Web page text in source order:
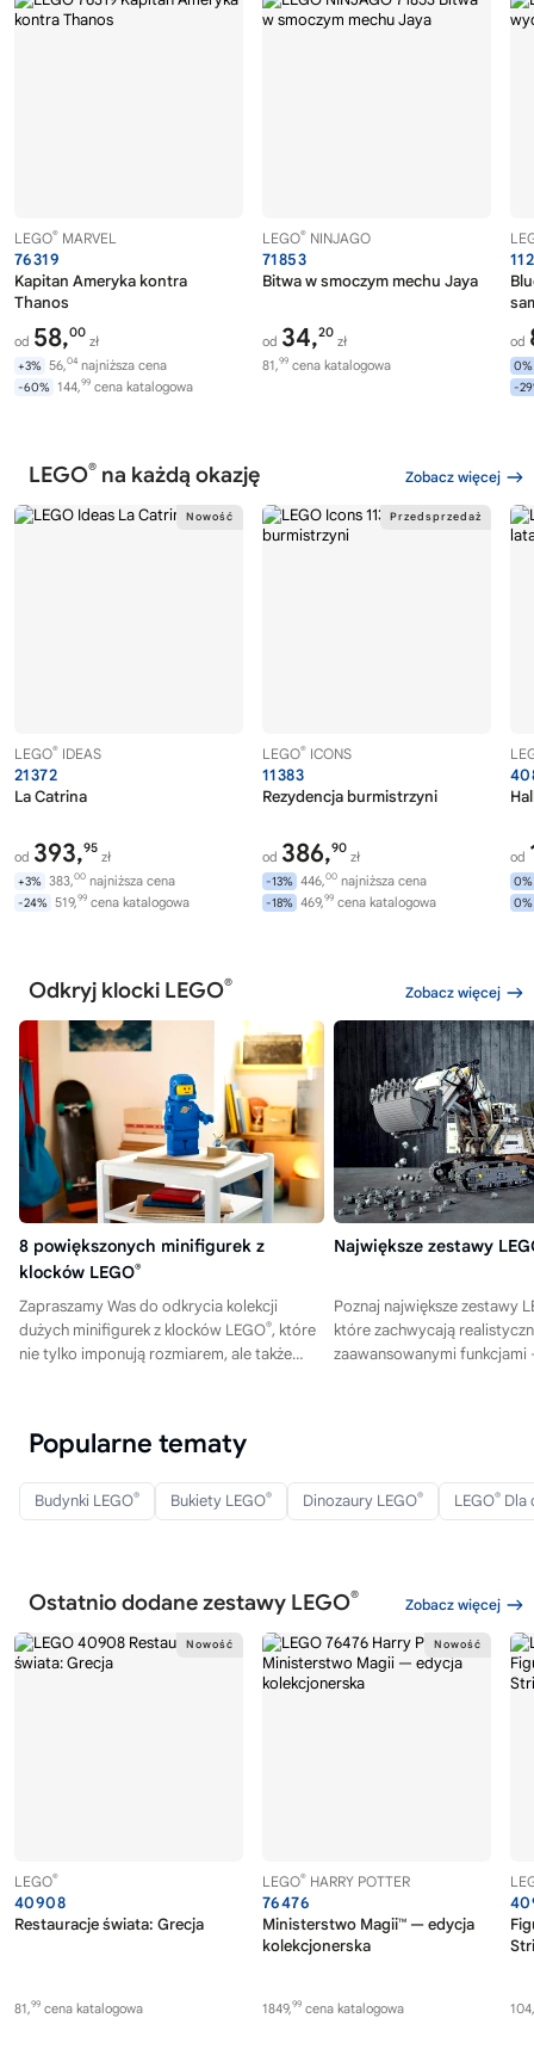
LEGO® MARVEL
76319
Kapitan Ameryka kontra
Thanos
od 58,00
zł
+3% 56,04 najniższa cena
-60% 144,99 cena katalogowa
LEGO® NINJAGO
71853
Bitwa w smoczym mechu Jaya
od 34,20
zł
81,99 cena katalogowa
od
0%
-
LEGO® na każdą okazję Zobacz więcej
LEGO® IDEAS
21372
La Catrina
od 393,95
zł
+3% 383,00 najniższa cena
-24% 519,99 cena katalogowa
LEGO® ICONS
11383
Rezydencja burmistrzyni
od 386,90
zł
-13% 446,00 najniższa cena
-18% 469,99 cena katalogowa
od
0%
0%
Odkryj klocki LEGO® Zobacz więcej
8 powiększonych minifigurek z
klocków LEGO®
Zapraszamy Was do odkrycia kolekcji
dużych minifigurek z klocków LEGO®, które
nie tylko imponują rozmiarem, ale także
Największe zestawy
Poznaj największe zestawy
które zachwycają
zaawansowanymi funkcjami
Popularne tematy
Budynki LEGO® Bukiety LEGO® Dinozaury LEGO® LEGO® Dla
Ostatnio dodane zestawy LEGO® Zobacz więcej
LEGO®
40908
Restauracje świata: Grecja
81,99 cena katalogowa
LEGO® HARRY POTTER
76476
Ministerstwo Magii™ — edycja
kolekcjonerska
1849,99 cena katalogowa 104,